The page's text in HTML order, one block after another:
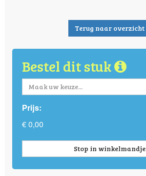
Terug naar overzicht
Bestel dit stuk
Maak uw keuze...
Prijs:
€ 0,00
Stop in winkelmandje